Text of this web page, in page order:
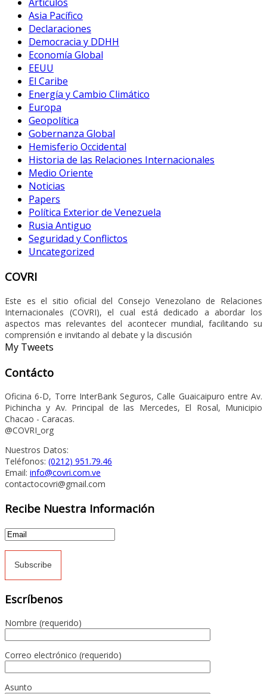
Asia Pacífico
Declaraciones
Democracia y DDHH
Economía Global
EEUU
El Caribe
Energía y Cambio Climático
Europa
Geopolítica
Gobernanza Global
Hemisferio Occidental
Historia de las Relaciones Internacionales
Medio Oriente
Noticias
Papers
Política Exterior de Venezuela
Rusia Antiguo
Seguridad y Conflictos
Uncategorized
COVRI
Este es el sitio oficial del Consejo Venezolano de Relaciones
Internacionales (COVRI), el cual está dedicado a abordar los
aspectos mas relevantes del acontecer mundial, facilitando su
comprensión e invitando al debate y la discusión
My Tweets
Contácto
Oficina 6-D, Torre InterBank Seguros, Calle Guaicaipuro entre Av.
Pichincha y Av. Principal de las Mercedes, El Rosal, Municipio
Chacao - Caracas.
@COVRI_org
Nuestros Datos:
Teléfonos: (0212) 951.79.46
Email: info@covri.com.ve
contactocovri@gmail.com
Recibe Nuestra Información
Escríbenos
Nombre (requerido)
Correo electrónico (requerido)
Asunto